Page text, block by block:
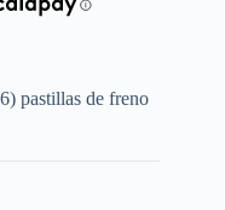
pastillas de freno